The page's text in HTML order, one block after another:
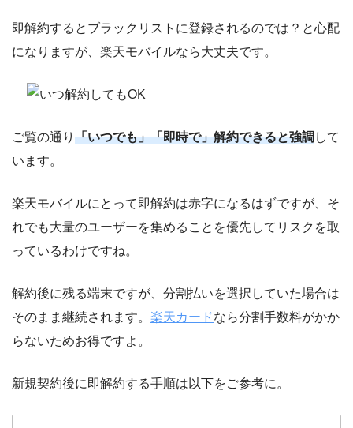
即解約するとブラックリストに登録されるのでは？と心配
になりますが、楽天モバイルなら大丈夫です。
ご覧の通り 「いつでも」「即時で」解約できると強調 して
います。
楽天モバイルにとって即解約は赤字になるはずですが、そ
れでも大量のユーザーを集めることを優先してリスクを取
っているわけですね。
解約後に残る端末ですが、分割払いを選択していた場合は
そのまま 継続されます。 楽天カードなら分割手数料がかか
らないためお得ですよ。
新規契約後に即解約する手順は以下をご参考に。